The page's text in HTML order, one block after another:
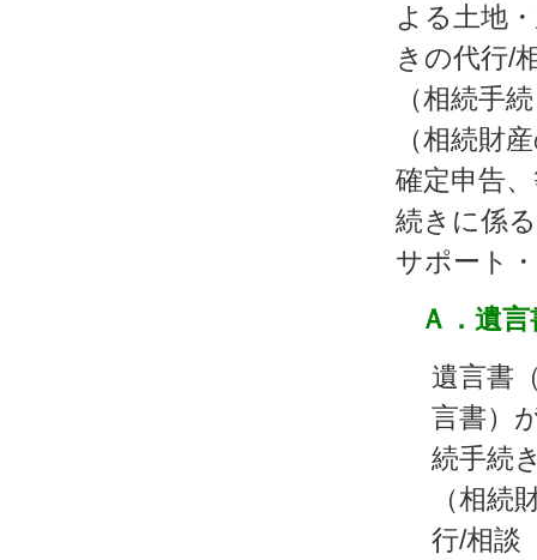
よる土地
きの代行/
（相続手
（相続財
確定申告
続きに係
サポート
Ａ．遺
遺言書
言書）
続手続
（相続
行/相談